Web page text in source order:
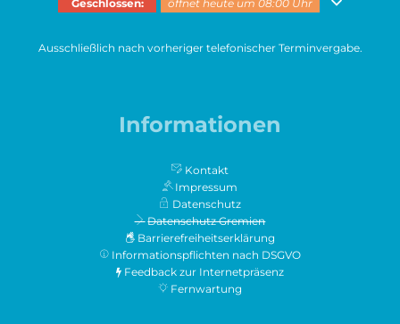
Geschlossen: öffnet heute um 08:00 Uhr
Ausschließlich nach vorheriger telefonischer Terminvergabe.
Informationen
Kontakt
Impressum
Datenschutz
Datenschutz Gremien
Barrierefreiheitserklärung
Informationspflichten nach DSGVO
Feedback zur Internetpräsenz
Fernwartung